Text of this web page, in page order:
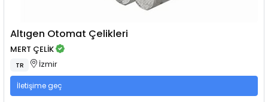
Altıgen Otomat Çelikleri
MERT ÇELİK
TR İzmir
İletişime geç